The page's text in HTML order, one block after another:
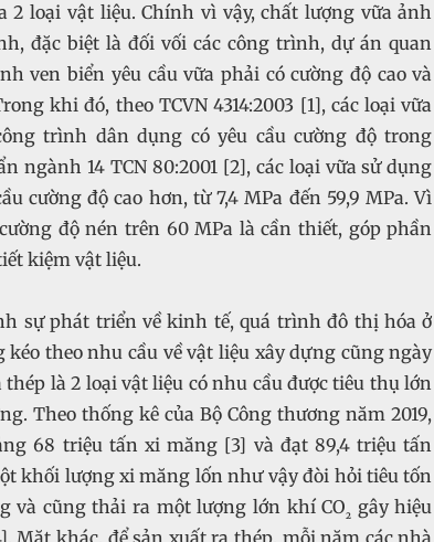
loại vật liệu. Chính vì vậy, chất lượng vữa ảnh
đặc biệt là đối vối các công trình, dự án quan
ven biển yêu cầu vữa phải có cường độ cao và
khi đó, theo TCVN 4314:2003 [1], các loại vữa
trình dân dụng có yêu cầu cường độ trong
ngành 14 TCN 80:2001 [2], các loại vữa sử dụng
cường độ cao hơn, từ 7,4 MPa đến 59,9 MPa. Vì
độ nén trên 60 MPa là cần thiết, góp phần
kiệm vật liệu.
sự phát triển về kinh tế, quá trình đô thị hóa ở
theo nhu cầu về vật liệu xây dựng cũng ngày
là 2 loại vật liệu có nhu cầu được tiêu thụ lớn
Theo thống kê của Bộ Công thương năm 2019,
68 triệu tấn xi măng [3] và đạt 89,4 triệu tấn
khối lượng xi măng lốn như vậy đòi hỏi tiêu tốn
và cũng thải ra một lượng lớn khí CO₂ gây hiệu
khác, để sản xuất ra thép, mỗi năm các nhà